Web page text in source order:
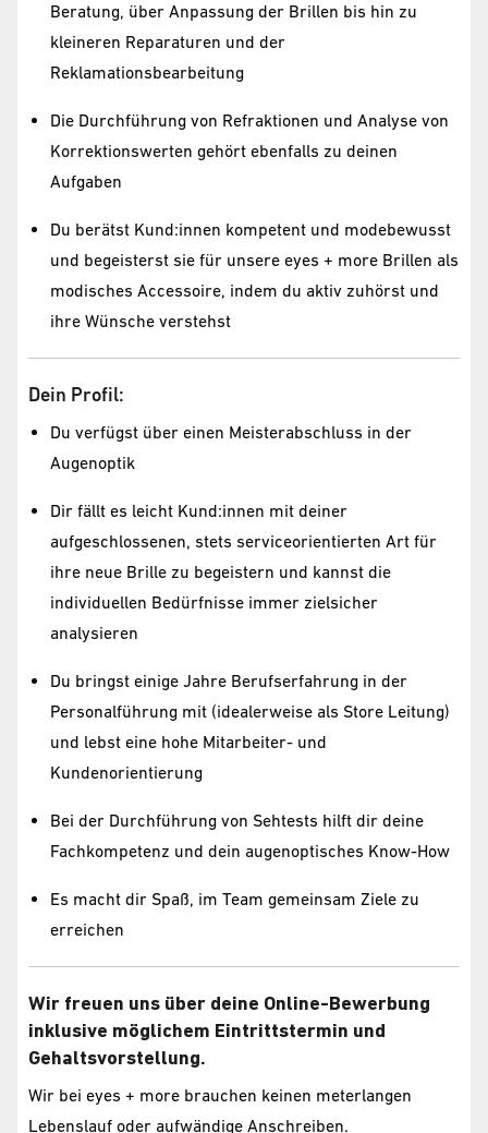
Beratung, über Anpassung der Brillen bis hin zu
kleineren Reparaturen und der
Reklamationsbearbeitung
Die Durchführung von Refraktionen und Analyse von
Korrektionswerten gehört ebenfalls zu deinen
Aufgaben
Du berätst Kund:innen kompetent und modebewusst
und begeisterst sie für unsere eyes + more Brillen als
modisches Accessoire, indem du aktiv zuhörst und
ihre Wünsche verstehst
Dein Profil:
Du verfügst über einen Meisterabschluss in der
Augenoptik
Dir fällt es leicht Kund:innen mit deiner
aufgeschlossenen, stets serviceorientierten Art für
ihre neue Brille zu begeistern und kannst die
individuellen Bedürfnisse immer zielsicher
analysieren
Du bringst einige Jahre Berufserfahrung in der
Personalführung mit (idealerweise als Store Leitung)
und lebst eine hohe Mitarbeiter- und
Kundenorientierung
Bei der Durchführung von Sehtests hilft dir deine
Fachkompetenz und dein augenoptisches Know-How
Es macht dir Spaß, im Team gemeinsam Ziele zu
erreichen
Wir freuen uns über deine Online-Bewerbung
inklusive möglichem Eintrittstermin und
Gehaltsvorstellung.
Wir bei eyes + more brauchen keinen meterlangen
Lebenslauf oder aufwändige Anschreiben.